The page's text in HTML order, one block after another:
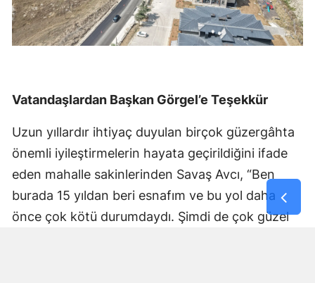
Vatandaşlardan Başkan Görgel’e Teşekkür
Uzun yıllardır ihtiyaç duyulan birçok güzergâhta
önemli iyileştirmelerin hayata geçirildiğini ifade
eden mahalle sakinlerinden Savaş Avcı, “Ben
burada 15 yıldan beri esnafım ve bu yol daha
önce çok kötü durumdaydı. Şimdi de çok güzel